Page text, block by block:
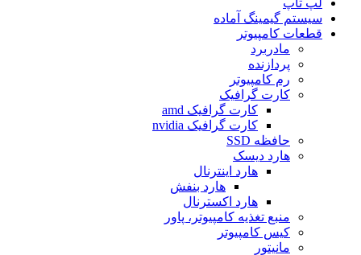
لپ تاپ
سیستم گیمینگ آماده
قطعات کامپیوتر
مادربرد
پردازنده
رم کامپیوتر
کارت گرافیک
کارت گرافیک amd
کارت گرافیک nvidia
حافظه SSD
هارد دیسک
هارد اینترنال
هارد بنفش
هارد اکسترنال
منبع تغذیه کامپیوتر، پاور
کیس کامپیوتر
مانیتور